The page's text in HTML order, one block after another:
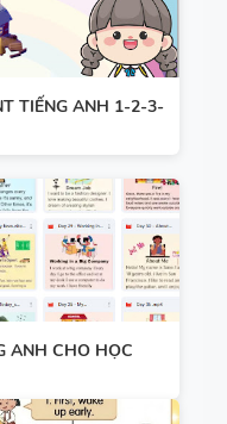
SUCCESS -
HỌC KỲ 1 -
CÓ ĐÁP ÁN
CHUYÊN ĐỀ
NGỮ PHÁP
TIẾNG ANH 1-2-3-
ANH CHO HỌC